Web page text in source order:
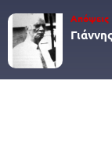
Απόψεις